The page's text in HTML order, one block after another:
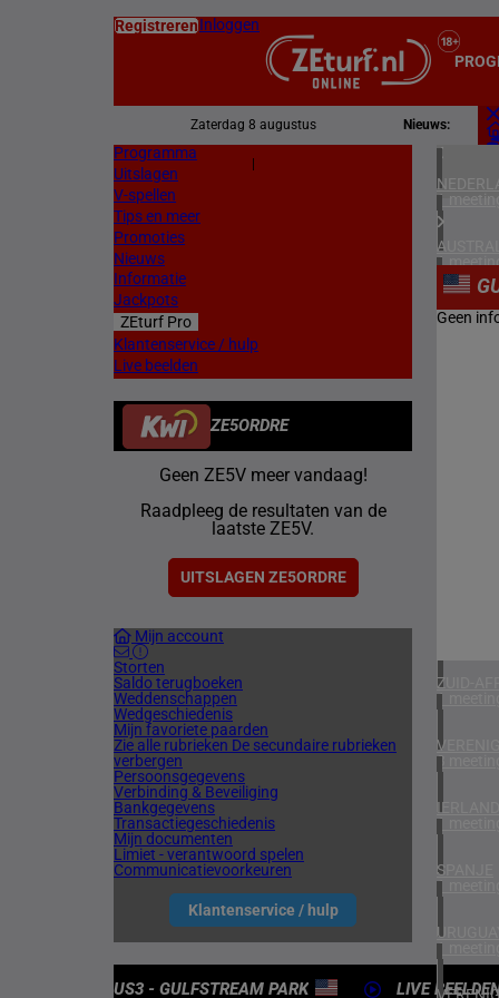
RegistrerenInloggen
Zaterdag 8 augustus Nieuws:
Programma
Uitslagen
V-spellen
Tips en meer
Promoties
Nieuws
Informatie
Jackpots
ZEturf Pro
Klantenservice / hulp
Live beelden
ZE5ORDRE
Geen ZE5V meer vandaag!
Raadpleeg de resultaten van de
laatste ZE5V.
UITSLAGEN ZE5ORDRE
Mijn account
Storten
Saldo terugboeken
Weddenschappen
Wedgeschiedenis
Mijn favoriete paarden
Zie alle rubrieken De secundaire rubrieken
verbergen
Persoonsgegevens
Verbinding & Beveiliging
Bankgegevens
Transactiegeschiedenis
Mijn documenten
Limiet - verantwoord spelen
Communicatievoorkeuren
Klantenservice / hulp
1
1
1
ZUID-
1
3
IERLAND
1
SPANJE
1
URUGUAY
1
Geen
US3 - GULFSTREAM PARK LIVE